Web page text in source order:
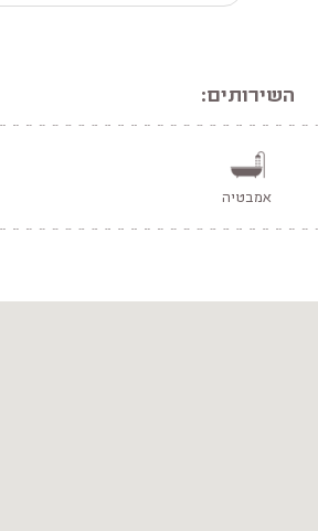
השירותים:
אמבטיה